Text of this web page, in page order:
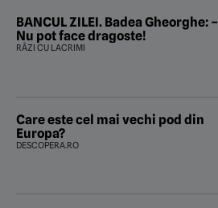
BANCUL ZILEI. Badea Gheorghe: –
Nu pot face dragoste!
RÂZI CU LACRIMI
Care este cel mai vechi pod din
Europa?
DESCOPERA.RO